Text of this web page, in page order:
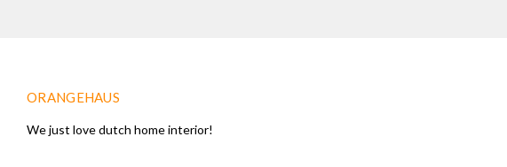
ORANGEHAUS
We just love dutch home interior!